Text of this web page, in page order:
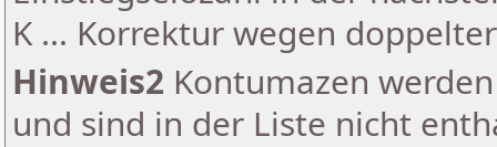
K ... Korrektur wegen
Hinweis2 Kontumazen
und sind in der Liste nicht